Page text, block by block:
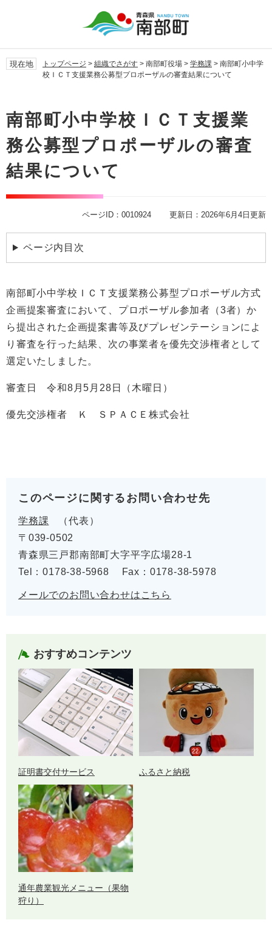
先
頭
を
飛
へ
現在地 トップページ > 組織でさがす > 南部町役場 > 学務課 > 南部町小中学
校ＩＣＴ支援業務公募型プロポーザルの審査結果について
文
南部町小中学校ＩＣＴ支援業
務公募型プロポーザルの審査
結果について
ページID：0010924 更新日：2026年6月4日更新
ページ内目次
南部町小中学校ＩＣＴ支援業務公募型プロポーザル方式
企画提案審査において、プロポーザル参加者（3者）か
ら提出された企画提案書等及びプレゼンテーションによ
り審査を行った結果、次の事業者を優先交渉権者として
選定いたしました。
審査日 令和8月5月28日（木曜日）
優先交渉権者 Ｋ ＳＰＡＣＥ株式会社
このページに関するお問い合わせ先
学務課
代表
〒039-0502
青森県三戸郡南部町大字平字広場28-1
Tel：0178-38-5968
Fax：0178-38-5978
メールでのお問い合わせはこちら
おすすめコンテンツ
証明書交付サービス ふるさと納税
通年農業観光メニュー（果物
狩り）